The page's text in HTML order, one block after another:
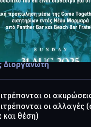
Διοργανωτή
οι
οι αλλαγές
θέση)